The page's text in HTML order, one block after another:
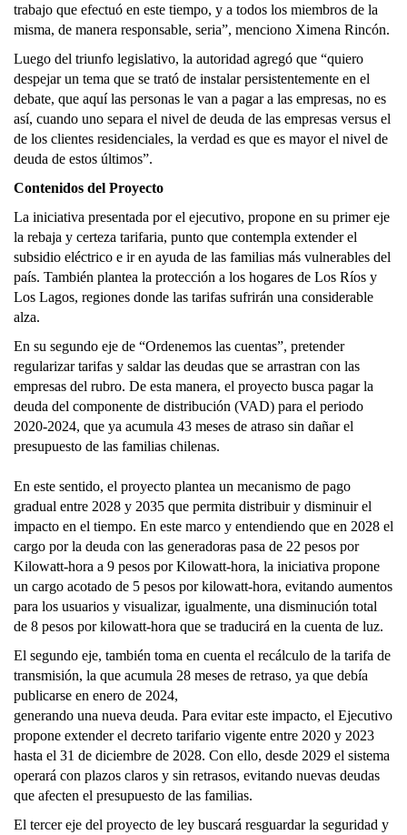
trabajo que efectuó en este tiempo, y a todos los miembros de la
misma, de manera responsable, seria”, menciono Ximena Rincón.
Luego del triunfo legislativo, la autoridad agregó que “quiero
despejar un tema que se trató de instalar persistentemente en el
debate, que aquí las personas le van a pagar a las empresas, no es
así, cuando uno separa el nivel de deuda de las empresas versus el
de los clientes residenciales, la verdad es que es mayor el nivel de
deuda de estos últimos”.
Contenidos del Proyecto
La iniciativa presentada por el ejecutivo, propone en su primer eje
la rebaja y certeza tarifaria, punto que contempla extender el
subsidio eléctrico e ir en ayuda de las familias más vulnerables del
país. También plantea la protección a los hogares de Los Ríos y
Los Lagos, regiones donde las tarifas sufrirán una considerable
alza.
En su segundo eje de “Ordenemos las cuentas”, pretender
regularizar tarifas y saldar las deudas que se arrastran con las
empresas del rubro. De esta manera, el proyecto busca pagar la
deuda del componente de distribución (VAD) para el periodo
2020-2024, que ya acumula 43 meses de atraso sin dañar el
presupuesto de las familias chilenas.
En este sentido, el proyecto plantea un mecanismo de pago
gradual entre 2028 y 2035 que permita distribuir y disminuir el
impacto en el tiempo. En este marco y entendiendo que en 2028 el
cargo por la deuda con las generadoras pasa de 22 pesos por
Kilowatt-hora a 9 pesos por Kilowatt-hora, la iniciativa propone
un cargo acotado de 5 pesos por kilowatt-hora, evitando aumentos
para los usuarios y visualizar, igualmente, una disminución total
de 8 pesos por kilowatt-hora que se traducirá en la cuenta de luz.
El segundo eje, también toma en cuenta el recálculo de la tarifa de
transmisión, la que acumula 28 meses de retraso, ya que debía
publicarse en enero de 2024,
generando una nueva deuda. Para evitar este impacto, el Ejecutivo
propone extender el decreto tarifario vigente entre 2020 y 2023
hasta el 31 de diciembre de 2028. Con ello, desde 2029 el sistema
operará con plazos claros y sin retrasos, evitando nuevas deudas
que afecten el presupuesto de las familias.
El tercer eje del proyecto de ley buscará resguardar la seguridad y